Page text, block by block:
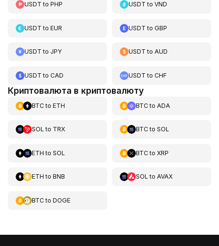
USDT to PHP USDT toVND
USDT to EUR USDT toGBP
USDT to JPY USDT toAUD
USDT to CAD USDT toCHF
Криптовалюта в криптовалюту
BTCto ETH BTCto ADA
SOL to TRX BTCto SOL
ETH to SOL BTCto XRP
ETH to BNB SOL to AVAX
BTCto DOGE